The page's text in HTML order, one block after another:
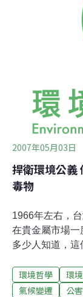
或限制的有害
物的跨境移動
物，得以合法
「亞洲不是日
is Not Japan's
2007年05月03日
捍衛環境公
毒物
1966年左右，
在貴金屬市場
多少人知道，
兒及兔唇、
有毒廢物的灣裡
環境哲學 環
氣候變遷
公